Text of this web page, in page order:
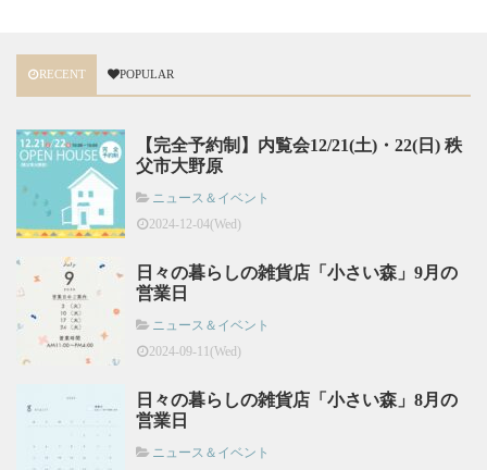
RECENT POPULAR
【完全予約制】内覧会12/21(土)・22(日) 秩
父市大野原
ニュース＆イベント
2024-12-04(Wed)
日々の暮らしの雑貨店「小さい森」9月の
営業日
ニュース＆イベント
2024-09-11(Wed)
日々の暮らしの雑貨店「小さい森」8月の
営業日
ニュース＆イベント